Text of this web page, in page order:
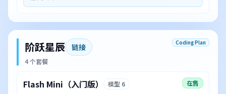
阶跃星辰 链接
4 个套餐
Coding Plan
Flash Mini（入门版） 模型 6
在售